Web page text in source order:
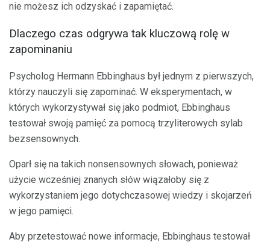
nie możesz ich odzyskać i zapamiętać.
Dlaczego czas odgrywa tak kluczową rolę w
zapominaniu
Psycholog Hermann Ebbinghaus był jednym z pierwszych,
którzy nauczyli się zapominać. W eksperymentach, w
których wykorzystywał się jako podmiot, Ebbinghaus
testował swoją pamięć za pomocą trzyliterowych sylab
bezsensownych.
Oparł się na takich nonsensownych słowach, ponieważ
użycie wcześniej znanych słów wiązałoby się z
wykorzystaniem jego dotychczasowej wiedzy i skojarzeń
w jego pamięci.
Aby przetestować nowe informacje, Ebbinghaus testował